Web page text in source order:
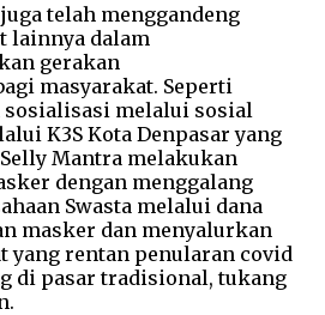
telah menggandeng
lainnya dalam
gerakan
masyarakat. Seperti
melalui sosial
K3S Kota Denpasar yang
Mantra melakukan
dengan menggalang
Swasta melalui dana
masker dan menyalurkan
yang rentan penularan covid
di pasar tradisional, tukang